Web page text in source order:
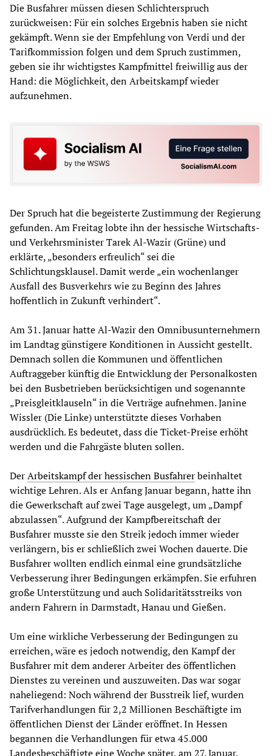
Die Busfahrer müssen diesen Schlichterspruch
zurückweisen: Für ein solches Ergebnis haben sie nicht
gekämpft. Wenn sie der Empfehlung von Verdi und der
Tarifkommission folgen und dem Spruch zustimmen,
geben sie ihr wichtigstes Kampfmittel freiwillig aus der
Hand: die Möglichkeit, den Arbeitskampf wieder
aufzunehmen.
Der Spruch hat die begeisterte Zustimmung der Regierung
gefunden. Am Freitag lobte ihn der hessische Wirtschafts-
und Verkehrsminister Tarek Al-Wazir (Grüne) und
erklärte, „besonders erfreulich“ sei die
Schlichtungsklausel. Damit werde „ein wochenlanger
Ausfall des Busverkehrs wie zu Beginn des Jahres
hoffentlich in Zukunft verhindert“.
Am 31. Januar hatte Al-Wazir den Omnibusunternehmern
im Landtag günstigere Konditionen in Aussicht gestellt.
Demnach sollen die Kommunen und öffentlichen
Auftraggeber künftig die Entwicklung der Personalkosten
bei den Busbetrieben berücksichtigen und sogenannte
„Preisgleitklauseln“ in die Verträge aufnehmen. Janine
Wissler (Die Linke) unterstützte dieses Vorhaben
ausdrücklich. Es bedeutet, dass die Ticket-Preise erhöht
werden und die Fahrgäste bluten sollen.
DerArbeitskampf der hessischen Busfahrerbeinhaltet
wichtige Lehren. Als er Anfang Januar begann, hatte ihn
die Gewerkschaft auf zwei Tage ausgelegt, um „Dampf
abzulassen“. Aufgrund der Kampfbereitschaft der
Busfahrer musste sie den Streik jedoch immer wieder
verlängern, bis er schließlich zwei Wochen dauerte. Die
Busfahrer wollten endlich einmal eine grundsätzliche
Verbesserung ihrer Bedingungen erkämpfen. Sie erfuhren
große Unterstützung und auch Solidaritätsstreiks von
andern Fahrern in Darmstadt, Hanau und Gießen.
Um eine wirkliche Verbesserung der Bedingungen zu
erreichen, wäre es jedoch notwendig, den Kampf der
Busfahrer mit dem anderer Arbeiter des öffentlichen
Dienstes zu vereinen und auszuweiten. Das war sogar
naheliegend: Noch während der Busstreik lief, wurden
Tarifverhandlungen für 2,2 Millionen Beschäftigte im
öffentlichen Dienst der Länder eröffnet. In Hessen
begannen die Verhandlungen für etwa 45.000
Landesbeschäftigte eine Woche später, am 27. Januar.